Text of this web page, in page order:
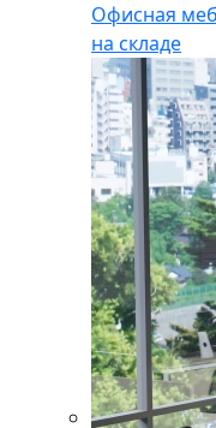
Офисная
на складе